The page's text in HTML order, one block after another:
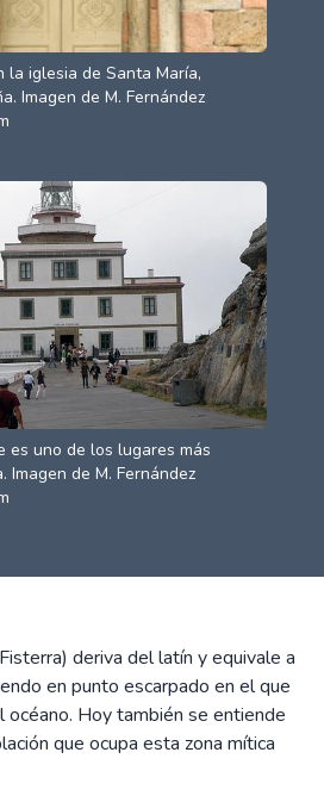
la iglesia de Santa María,
Imagen de M. Fernández
es uno de los lugares más
Imagen de M. Fernández
deriva del latín y equivale a
en punto escarpado en el que
océano. Hoy también se entiende
que ocupa esta zona mítica